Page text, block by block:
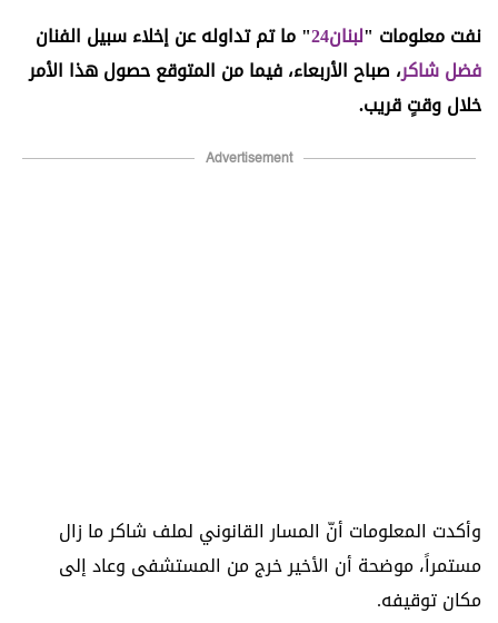
نفت معلومات "لبنان24
" ما تم تداوله عن إخلاء سبيل الفنان
فضل شاكر، صباح الأربعاء، فيما من المتوقع حصول هذا الأمر
خلال وقتٍ قريب.
Advertisement
وأكدت المعلومات أنّ المسار القانوني لملف شاكر ما زال
مستمراً، موضحة أن الأخير خرج من المستشفى وعاد إلى
مكان توقيفه.